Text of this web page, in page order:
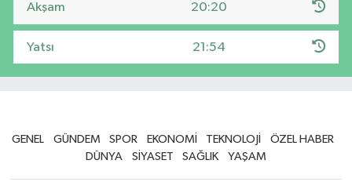
Akşam 20:20
Yatsı 21:54
GENEL GÜNDEM SPOR EKONOMİ TEKNOLOJİ
ÖZEL HABER
DÜNYA
SİYASET SAĞLIK YAŞAM